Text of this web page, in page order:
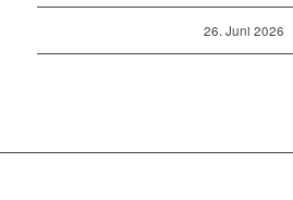
26. Juni 2026